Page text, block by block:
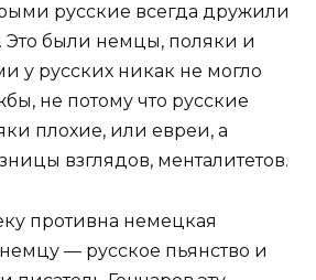
русские всегда дружили
Это были немцы, поляки и
у русских никак не могло
не потому что русские
плохие, или евреи, а
взглядов, менталитетов.
противна немецкая
— русское пьянство и